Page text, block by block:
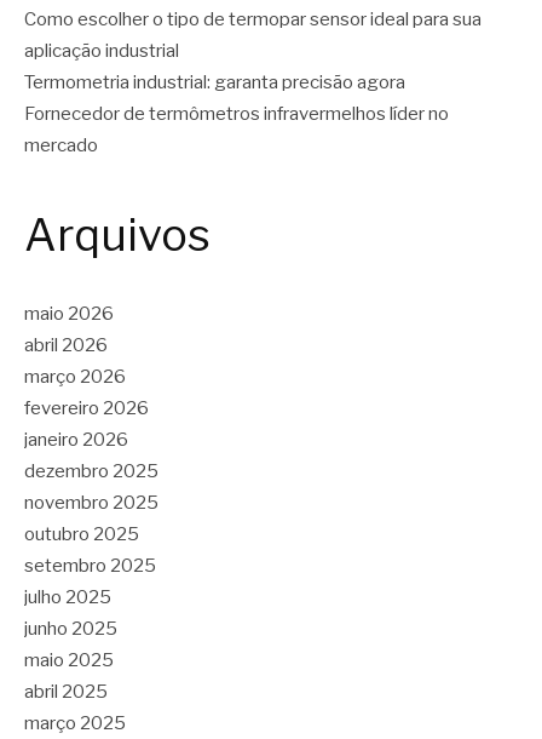
Como escolher o tipo de termopar sensor ideal para sua
aplicação industrial
Termometria industrial: garanta precisão agora
Fornecedor de termômetros infravermelhos líder no
mercado
Arquivos
maio 2026
abril 2026
março 2026
fevereiro 2026
janeiro 2026
dezembro 2025
novembro 2025
outubro 2025
setembro 2025
julho 2025
junho 2025
maio 2025
abril 2025
março 2025